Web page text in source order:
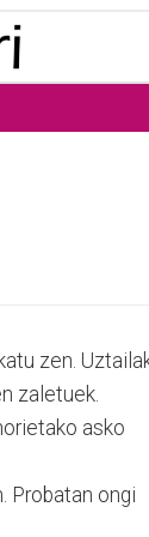
zen.
zaletuek.
asko
Probatan ongi